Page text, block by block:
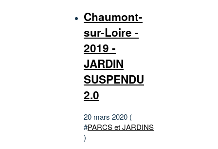
Chaumont-
sur-Loire -
2019 -
JARDIN
SUSPENDU
2.0
20 mars 2020 (
#PARCS et JARDINS
)